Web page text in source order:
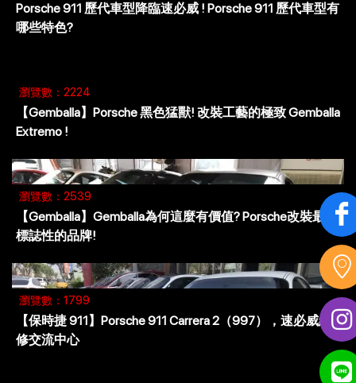
Porsche 911 歷代車型降臨速必威 ! Porsche 911 歷代車型有
哪些特色?
瀏覽數：2224
【Gemballa】Porsche 黑色猛獸! 改裝工藝的極致 Gemballa
Extremo !
瀏覽數：2539
【Gemballa】Gemballa為何這麼有價值? Porsche改裝最具
標誌性的品牌!
瀏覽數：1799
【保時捷 911】Porsche 911 Carrera 2（997），速必威維
修交流中心